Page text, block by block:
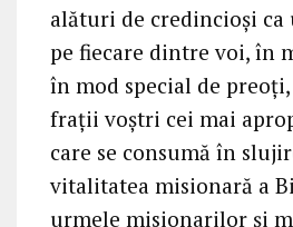
alături de credincioși ca
pe fiecare dintre voi, în
în mod special de
frații voștri cei mai
care se consumă în
vitalitatea misionară a
urmele misionarilor și